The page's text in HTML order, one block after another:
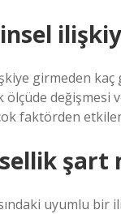
girmeden
ölçüde değişmesi
faktörden
şart
uyumlu bir